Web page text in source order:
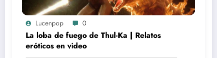
Lucenpop 0
La loba de fuego de Thul-Ka | Relatos
eróticos en video